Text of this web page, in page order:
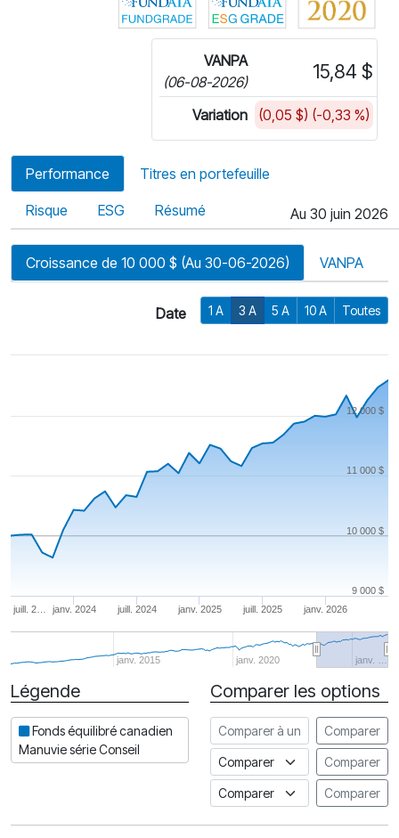
VANPA
(06-08-2026)
15,84 $
Variation (0,05 $) (-0,33 %)
Performance Titres en portefeuille
Risque ESG Résumé Au 30 juin 2026
Croissance de 10 000 $ (Au 30-06-2026) VANPA
Date 1 A 3 A 5 A 10 A Toutes
janv. 2026
juill. 2… janv. 2024 juill. 2024 janv. 2025 juill. 2025
janv. 2015 janv. 2020 janv. …
10 000 $
9 000 $
11 000 $
12 000 $
Date
Légende
Fonds équilibré canadien
Manuvie série Conseil
Comparer les options
Comparer à un autre fonds
Comparer
Comparer à un indiceComparer
Comparer à un Indice de
Comparer